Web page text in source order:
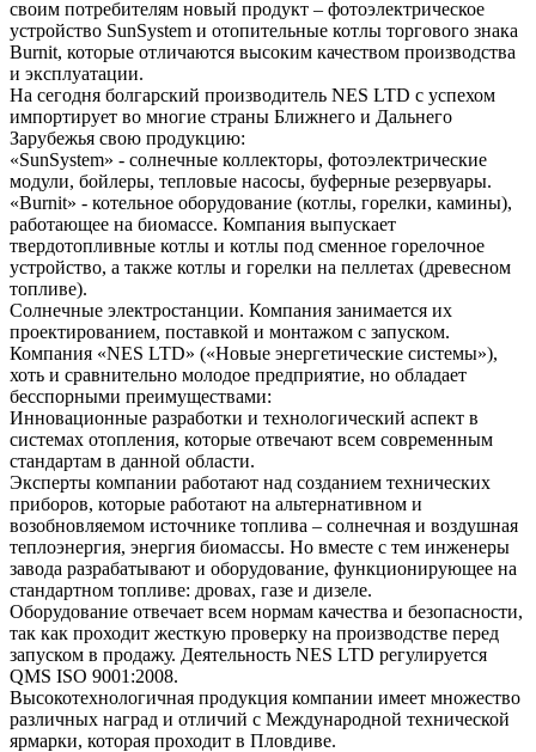
своим потребителям новый продукт – фотоэлектрическое
устройство SunSystem и отопительные котлы торгового знака
Burnit, которые отличаются высоким качеством производства
и эксплуатации.
На сегодня болгарский производитель NES LTD с успехом
импортирует во многие страны Ближнего и Дальнего
Зарубежья свою продукцию:
«SunSystem» - солнечные коллекторы, фотоэлектрические
модули, бойлеры, тепловые насосы, буферные резервуары.
«Burnit» - котельное оборудование (котлы, горелки, камины),
работающее на биомассе. Компания выпускает
твердотопливные котлы и котлы под сменное горелочное
устройство, а также котлы и горелки на пеллетах (древесном
топливе).
Солнечные электростанции. Компания занимается их
проектированием, поставкой и монтажом с запуском.
Компания «NES LTD» («Новые энергетические системы»),
хоть и сравнительно молодое предприятие, но обладает
бесспорными преимуществами:
Инновационные разработки и технологический аспект в
системах отопления, которые отвечают всем современным
стандартам в данной области.
Эксперты компании работают над созданием технических
приборов, которые работают на альтернативном и
возобновляемом источнике топлива – солнечная и воздушная
теплоэнергия, энергия биомассы. Но вместе с тем инженеры
завода разрабатывают и оборудование, функционирующее на
стандартном топливе: дровах, газе и дизеле.
Оборудование отвечает всем нормам качества и безопасности,
так как проходит жесткую проверку на производстве перед
запуском в продажу. Деятельность NES LTD регулируется
QMS ISO 9001:2008.
Высокотехнологичная продукция компании имеет множество
различных наград и отличий с Международной технической
ярмарки, которая проходит в Пловдиве.